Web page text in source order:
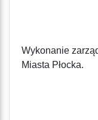
Wykonanie
Miasta Płocka.